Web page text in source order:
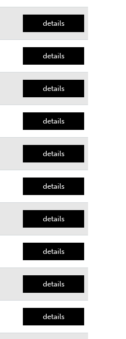
details
details
details
details
details
details
details
details
details
details